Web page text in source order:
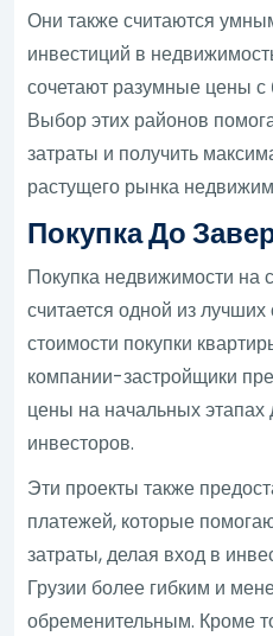
Они также считаются
инвестиций в
сочетают разумные цены
Выбор этих районов
затраты и получить
растущего рынка
Покупка До
Покупка недвижимости на
считается одной из
стоимости покупки
компании-застройщики
цены на начальных этапах
инвесторов.
Эти проекты также
платежей, которые
затраты, делая вход в
Грузии более гибким и
обременительным. Кроме